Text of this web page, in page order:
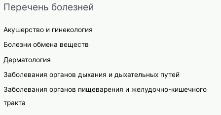
Перечень болезней
Акушерство и гинекология
Болезни обмена веществ
Дерматология
Заболевания органов дыхания и дыхательных путей
Заболевания органов пищеварения и желудочно-кишечного
тракта